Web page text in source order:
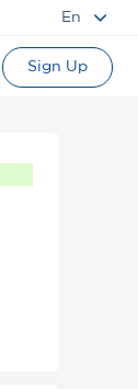
En
Sign Up